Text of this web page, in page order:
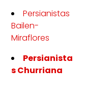
Persianistas
Bailen-
Miraflores
Persianista
s Churriana